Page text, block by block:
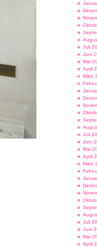
Juli
Juni
Mai
April
März
Juli
Juni
Mai
April
März
Juli
Juni
Mai
April